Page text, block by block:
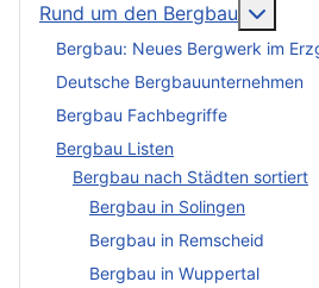
Rund um den Bergbau
Bergbau: Neues Bergwerk im
Deutsche Bergbauunternehmen
Bergbau Fachbegriffe
Bergbau Listen
Bergbau nach Städten sortiert
Bergbau in Solingen
Bergbau in Remscheid
Bergbau in Wuppertal